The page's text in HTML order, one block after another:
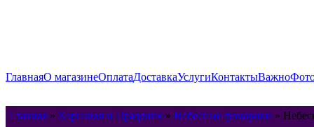
ГлавнаяО магазинеОплатаДоставкаУслугиКонтактыВажно
Главная » Карнавал и Праздник » Небесные фонарики »